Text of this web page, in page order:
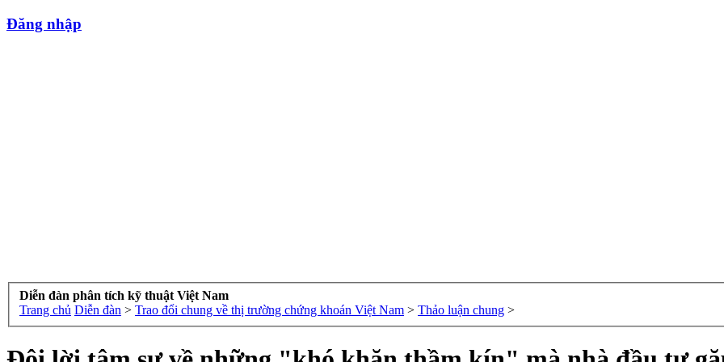
Đăng nhập
Diễn đàn phân tích kỹ thuật Việt Nam
Trang chủ Diễn đàn > Trao đổi chung về thị trường chứng khoán Việt Nam > Thảo luận chung >